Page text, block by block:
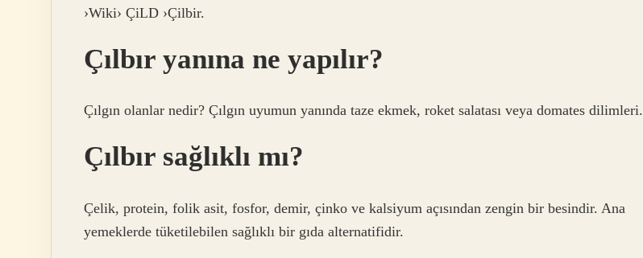
›Wiki› ÇiLD ›Çilbir.
Çılbır yanına ne yapılır?
Çılgın olanlar nedir? Çılgın uyumun yanında taze ekmek, roket salatası veya domates dilimleri.
Çılbır sağlıklı mı?
Çelik, protein, folik asit, fosfor, demir, çinko ve kalsiyum açısından zengin bir besindir. Ana
yemeklerde tüketilebilen sağlıklı bir gıda alternatifidir.